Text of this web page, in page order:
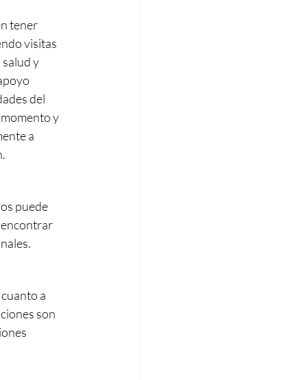
tener
visitas
y
del
y
a
puede
encontrar
a
son